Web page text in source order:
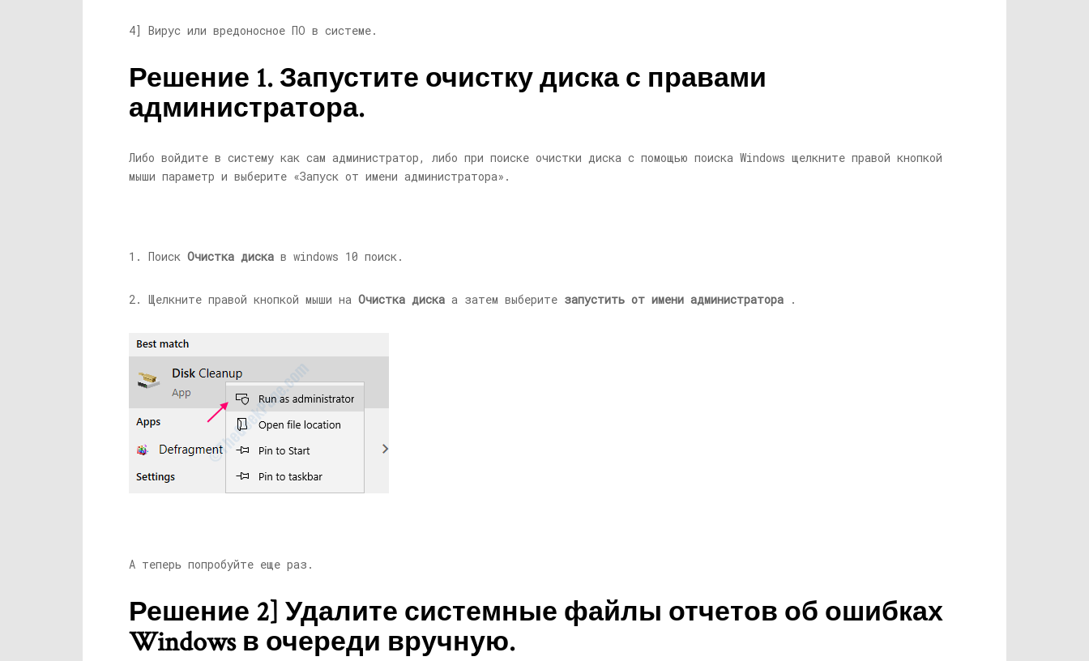
4] Вирус или вредоносное ПО в системе.
Решение 1. Запустите очистку диска с правами
администратора.
Либо войдите в систему как сам администратор, либо при поиске очистки диска с помощью поиска Windows щелкните правой кнопкой
мыши параметр и выберите «Запуск от имени администратора».
1. Поиск Очистка диска в windows 10 поиск.
2. Щелкните правой кнопкой мыши на Очистка диска а затем выберите запустить от имени администратора .
А теперь попробуйте еще раз.
Решение 2] Удалите системные файлы отчетов об ошибках
Windows в очереди вручную.